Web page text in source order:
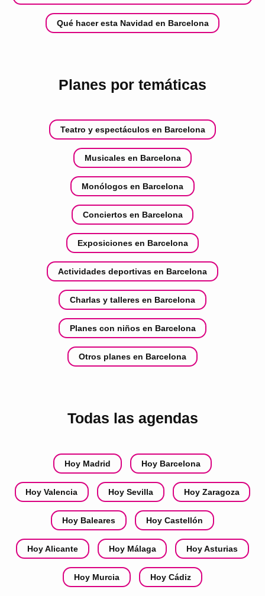
Qué hacer esta Navidad en Barcelona
Planes por temáticas
Teatro y espectáculos en Barcelona
Musicales en Barcelona
Monólogos en Barcelona
Conciertos en Barcelona
Exposiciones en Barcelona
Actividades deportivas en Barcelona
Charlas y talleres en Barcelona
Planes con niños en Barcelona
Otros planes en Barcelona
Todas las agendas
Hoy Madrid Hoy Barcelona
Hoy Valencia Hoy Sevilla Hoy Zaragoza
Hoy Baleares Hoy Castellón
Hoy Alicante Hoy Málaga Hoy Asturias
Hoy Murcia Hoy Cádiz